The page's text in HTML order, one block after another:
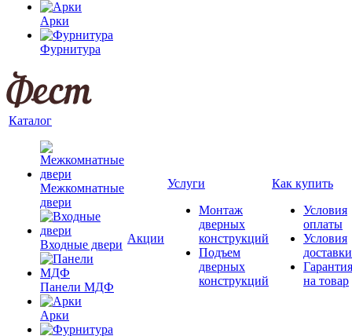
Арки
Фурнитура
Каталог
Межкомнатные
двери
Входные двери
Панели МДФ
Арки
Акции
Услуги
Монтаж
дверных
конструкций
Подъем
дверных
конструкций
Как купить
Условия
оплаты
Условия
доставки
Гарантия
на товар